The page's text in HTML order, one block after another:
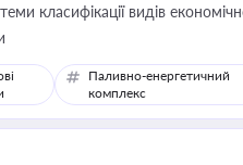
класифікації видів
Паливно-енергетичний
комплекс